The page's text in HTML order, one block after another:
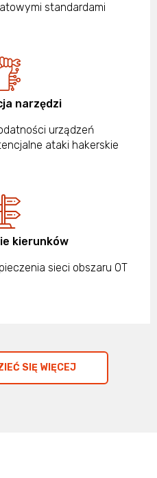
standardami
narzędzi
urządzeń
ataki hakerskie
kierunków
sieci obszaru OT
SIĘ WIĘCEJ